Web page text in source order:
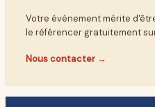
Votre événement mérite
le référencer gratuitement
Nous contacter →